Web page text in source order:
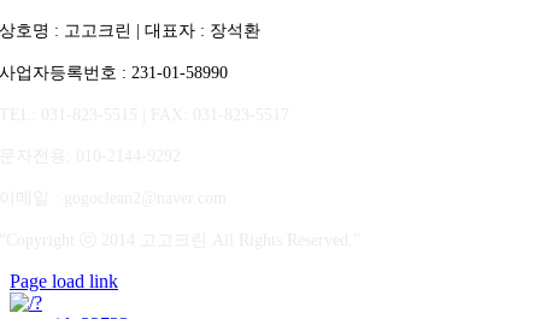
상호명 : 고고크린 | 대표자 : 장석환
사업자등록번호 : 231-01-58990
Page load link